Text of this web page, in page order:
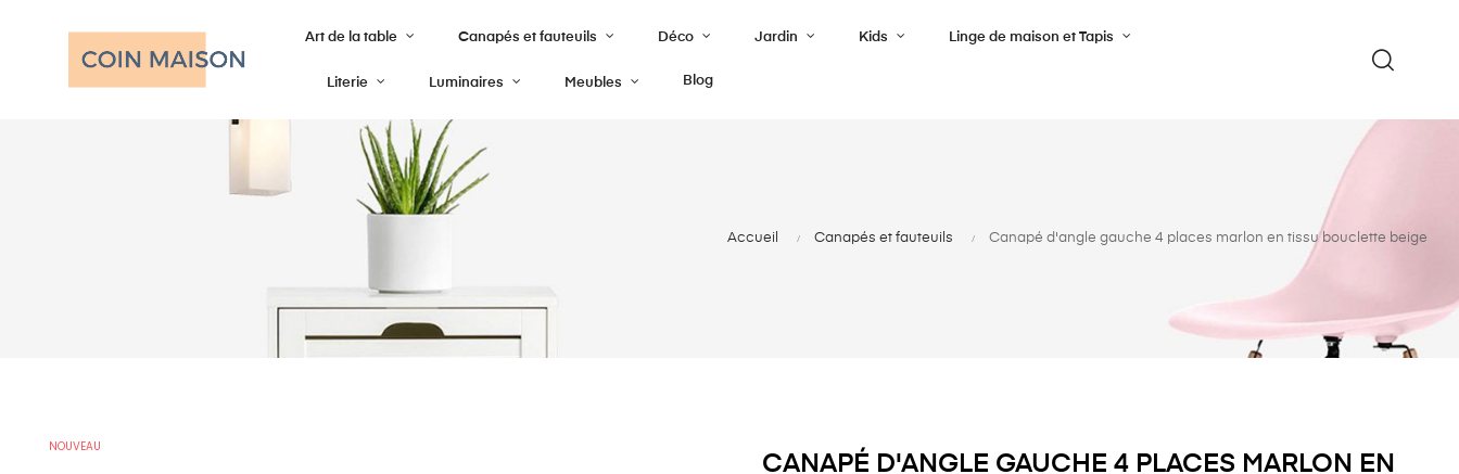
Art de la table Canapés et fauteuils Déco Jardin Kids Linge de maison et Tapis
Literie Luminaires Meubles Blog
Accueil Canapés et fauteuils Canapé d'angle gauche 4 places marlon en tissu bouclette beige
NOUVEAU
CANAPÉ D'ANGLE GAUCHE 4 PLACES MARLON EN